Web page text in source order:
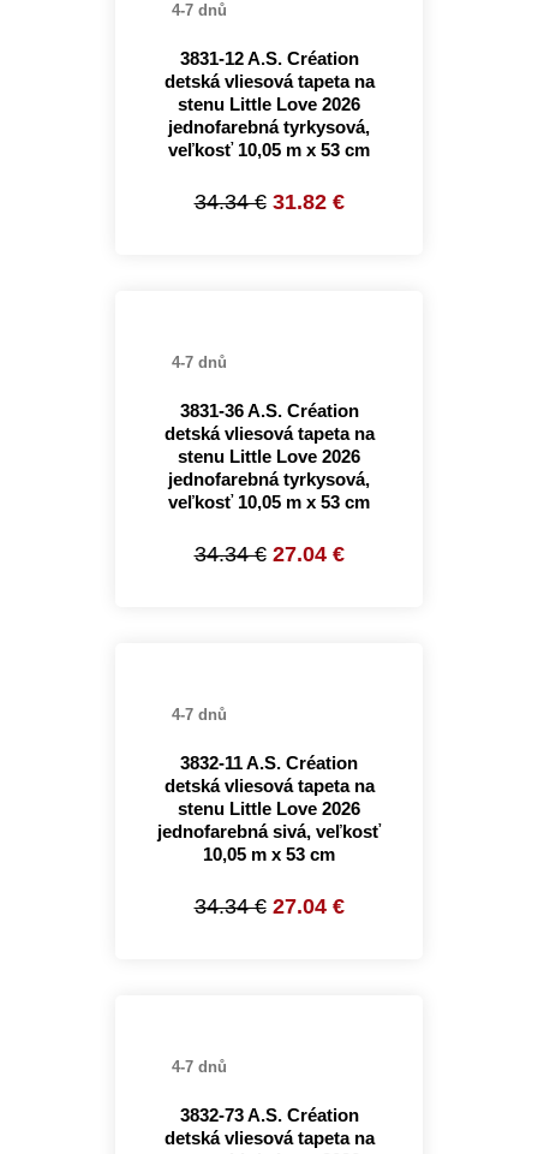
4-7 dnů
3831-12 A.S. Création
detská vliesová tapeta na
stenu Little Love 2026
jednofarebná tyrkysová,
veľkosť 10,05 m x 53 cm
34.34 € 31.82 €
4-7 dnů
3831-36 A.S. Création
detská vliesová tapeta na
stenu Little Love 2026
jednofarebná tyrkysová,
veľkosť 10,05 m x 53 cm
34.34 € 27.04 €
4-7 dnů
3832-11 A.S. Création
detská vliesová tapeta na
stenu Little Love 2026
jednofarebná sivá, veľkosť
10,05 m x 53 cm
34.34 € 27.04 €
4-7 dnů
3832-73 A.S. Création
detská vliesová tapeta na